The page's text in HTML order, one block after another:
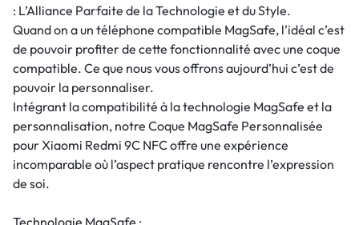
: L’Alliance Parfaite de la Technologie et du Style.
Quand on a un téléphone compatible MagSafe, l’idéal c’est
de pouvoir profiter de cette fonctionnalité avec une coque
compatible. Ce que nous vous offrons aujourd’hui c’est de
pouvoir la personnaliser.
Intégrant la compatibilité à la technologie MagSafe et la
personnalisation, notre Coque MagSafe Personnalisée
pour Xiaomi Redmi 9C NFC offre une expérience
incomparable où l’aspect pratique rencontre l’expression
de soi.
Technologie MagSafe :